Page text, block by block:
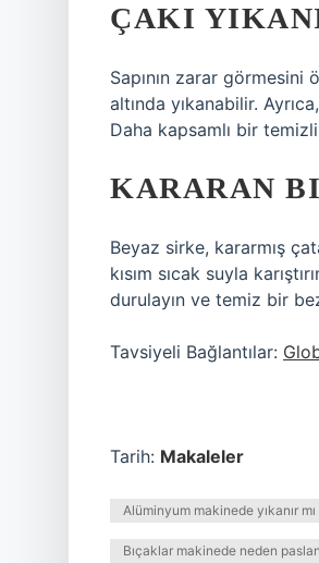
ÇAKI
Sapının zarar görmesini
altında yıkanabilir.
Daha kapsamlı bir
KARARAN
Beyaz sirke, kararmış
kısım sıcak suyla
durulayın ve temiz bir
Tavsiyeli Bağlantılar:
Tarih: Makaleler
Alüminyum makinede yıkanır mı
Bıçaklar makinede neden